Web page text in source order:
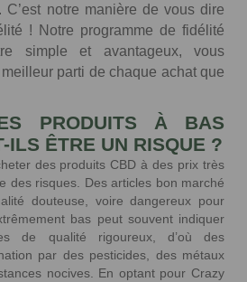
C’est notre manière de vous dire
! Notre programme de fidélité
simple et avantageux, vous
parti de chaque achat que
PRODUITS À BAS
ILS ÊTRE UN RISQUE ?
des produits CBD à des prix très
des risques. Des articles bon marché
douteuse, voire dangereux pour
bas peut souvent indiquer
de qualité rigoureux, d’où des
par des pesticides, des métaux
nocives. En optant pour Crazy